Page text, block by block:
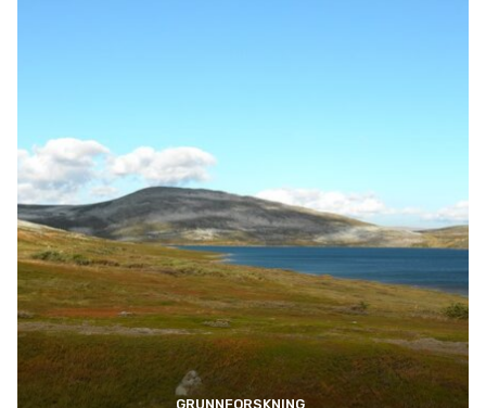
GRUNNFORSKNING